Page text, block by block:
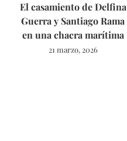
El casamiento de Delfina
Guerra y Santiago Rama
en una chacra marítima
21 marzo, 2026